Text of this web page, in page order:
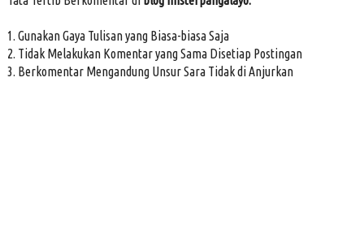
1. Gunakan Gaya Tulisan yang Biasa-biasa Saja
2. Tidak Melakukan Komentar yang Sama Disetiap Postingan
3. Berkomentar Mengandung Unsur Sara Tidak di Anjurkan